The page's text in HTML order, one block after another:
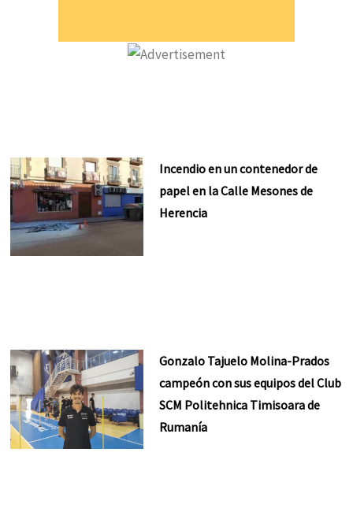
Incendio en un contenedor de
papel en la Calle Mesones de
Herencia
Gonzalo Tajuelo Molina-Prados
campeón con sus equipos del Club
SCM Politehnica Timisoara de
Rumanía